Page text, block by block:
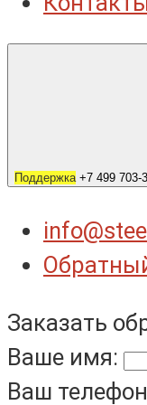
Поддержка +7 499 703-
Заказать
Ваше имя:
Ваш